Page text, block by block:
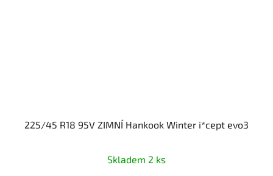
225/45 R18 95V ZIMNÍ Hankook Winter i*cept evo3
Skladem 2 ks